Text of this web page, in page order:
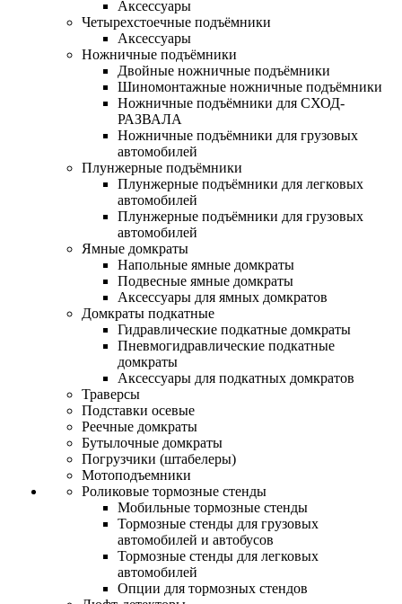
Аксессуары
Четырехстоечные подъёмники
Аксессуары
Ножничные подъёмники
Двойные ножничные подъёмники
Шиномонтажные ножничные подъёмники
Ножничные подъёмники для СХОД-
РАЗВАЛА
Ножничные подъёмники для грузовых
автомобилей
Плунжерные подъёмники
Плунжерные подъёмники для легковых
автомобилей
Плунжерные подъёмники для грузовых
автомобилей
Ямные домкраты
Напольные ямные домкраты
Подвесные ямные домкраты
Аксессуары для ямных домкратов
Домкраты подкатные
Гидравлические подкатные домкраты
Пневмогидравлические подкатные
домкраты
Аксессуары для подкатных домкратов
Траверсы
Подставки осевые
Реечные домкраты
Бутылочные домкраты
Погрузчики (штабелеры)
Мотоподъемники
Роликовые тормозные стенды
Мобильные тормозные стенды
Тормозные стенды для грузовых
автомобилей и автобусов
Тормозные стенды для легковых
автомобилей
Опции для тормозных стендов